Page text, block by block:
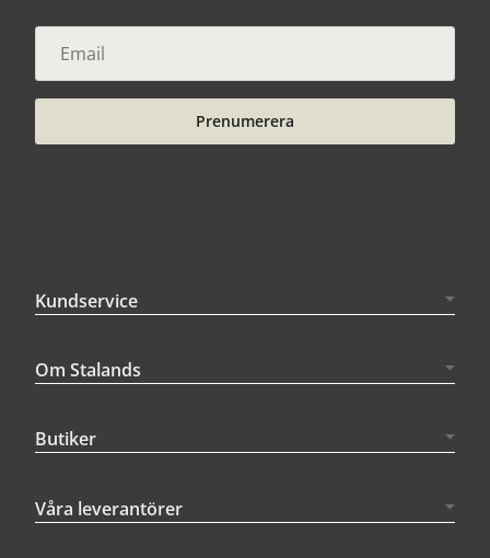
Prenumerera
Kundservice
Om Stalands
Butiker
Våra leverantörer